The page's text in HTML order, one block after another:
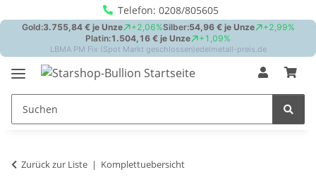
Telefon: 0208/805605
Zurück zur Liste Komplettuebersicht